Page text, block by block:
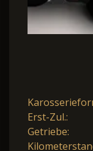
Erst-Zul.:
Getriebe: